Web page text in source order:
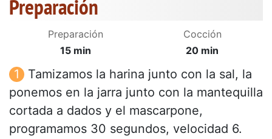
Preparación
Preparación
15 min
Cocción
20 min
Tamizamos la harina junto con la sal, la
ponemos en la jarra junto con la mantequilla
cortada a dados y el mascarpone,
programamos 30 segundos, velocidad 6.